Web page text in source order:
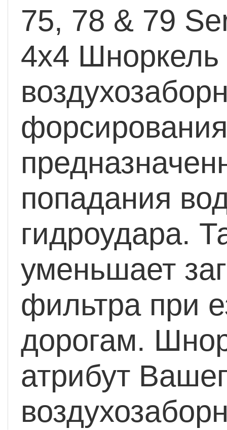
75, 78 & 79
4x4 Шноркель
попадания
гидроудара.
уменьшает
фильтра при
дорогам.
атрибут